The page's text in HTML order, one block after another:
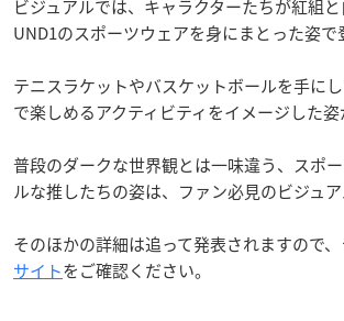
ビジュアルでは、キャラクターたちが紅組
UND1のスポーツウェアを身にまとった姿で
テニスラケットやバスケットボールを手に
で楽しめるアクティビティをイメージした姿
普段のダークな世界観とは一味違う、スポ
ルな推したちの姿は、ファン必見のビジュア
そのほかの詳細は追って発表されますので
サイトをご確認ください。